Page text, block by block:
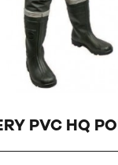
PVC HQ